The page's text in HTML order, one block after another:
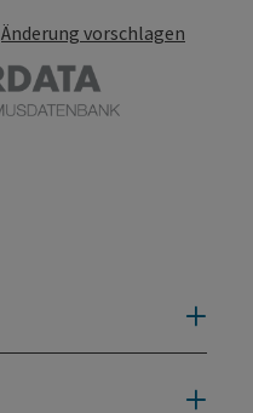
Änderung vorschlagen